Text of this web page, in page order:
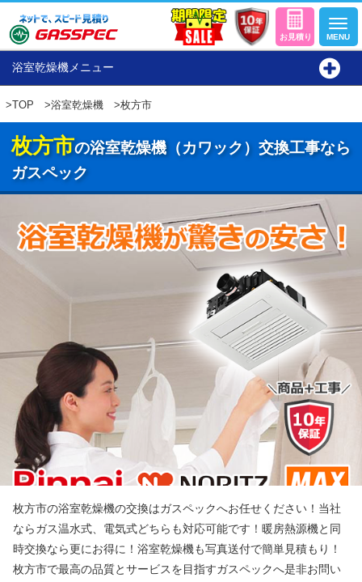
浴室乾燥機メニュー
>TOP >浴室乾燥機 >枚方市
枚方市の浴室乾燥機（カワック）交換工事なら
ガスペック
枚方市の浴室乾燥機の交換はガスペックへお任せください！当社
ならガス温水式、電気式どちらも対応可能です！暖房熱源機と同
時交換なら更にお得に！浴室乾燥機も写真送付で簡単見積もり！
枚方市で最高の品質とサービスを目指すガスペックへ是非お問い